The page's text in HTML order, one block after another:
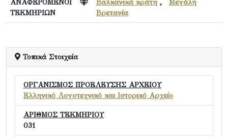
ΑΝΑΦΕΡΟΜΕΝΟΙ
ΤΕΚΜΗΡΙΩΝ
Βαλκανικά κράτη , Μεγάλη
Βρετανία
Τοπικά Στοιχεία
ΟΡΓΑΝΙΣΜΟΣ ΠΡΟΕΛΕΥΣΗΣ ΑΡΧΕΙΟΥ
Ελληνικό Λογοτεχνικό και Ιστορικό Αρχείο
ΑΡΙΘΜΟΣ ΤΕΚΜΗΡΙΟΥ
031